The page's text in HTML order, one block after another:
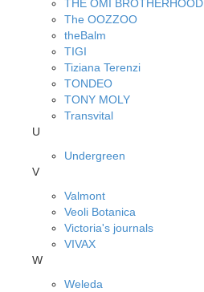
THE OMI BROTHERHOOD
The OOZZOO
theBalm
TIGI
Tiziana Terenzi
TONDEO
TONY MOLY
Transvital
U
Undergreen
V
Valmont
Veoli Botanica
Victoria's journals
VIVAX
W
Weleda